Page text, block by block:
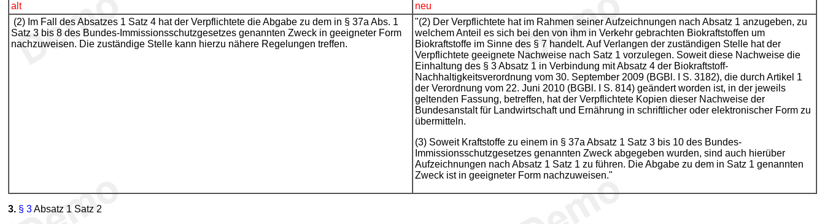
alt
neu
(2) Im Fall des Absatzes 1 Satz 4 hat der Verpflichtete die Abgabe zu dem in § 37a Abs. 1
Satz 3 bis 8 des Bundes-Immissionsschutzgesetzes genannten Zweck in geeigneter Form
nachzuweisen. Die zuständige Stelle kann hierzu nähere Regelungen treffen.
"(2) Der Verpflichtete hat im Rahmen seiner Aufzeichnungen nach Absatz 1 anzugeben, zu
welchem Anteil es sich bei den von ihm in Verkehr gebrachten Biokraftstoffen um
Biokraftstoffe im Sinne des § 7 handelt. Auf Verlangen der zuständigen Stelle hat der
Verpflichtete geeignete Nachweise nach Satz 1 vorzulegen. Soweit diese Nachweise die
Einhaltung des § 3 Absatz 1 in Verbindung mit Absatz 4 der Biokraftstoff-
Nachhaltigkeitsverordnung vom 30. September 2009 (BGBl. I S. 3182), die durch Artikel 1
der Verordnung vom 22. Juni 2010 (BGBl. I S. 814) geändert worden ist, in der jeweils
geltenden Fassung, betreffen, hat der Verpflichtete Kopien dieser Nachweise der
Bundesanstalt für Landwirtschaft und Ernährung in schriftlicher oder elektronischer Form zu
übermitteln.
(3) Soweit Kraftstoffe zu einem in § 37a Absatz 1 Satz 3 bis 10 des Bundes-
Immissionsschutzgesetzes genannten Zweck abgegeben wurden, sind auch hierüber
Aufzeichnungen nach Absatz 1 Satz 1 zu führen. Die Abgabe zu dem in Satz 1 genannten
Zweck ist in geeigneter Form nachzuweisen."
3. § 3Absatz 1 Satz 2